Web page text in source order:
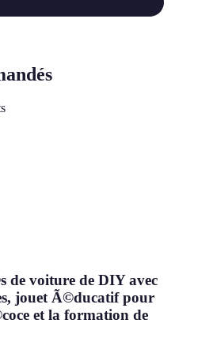
de voiture de DIY avec
jouet Ã©ducatif pour
et la formation de